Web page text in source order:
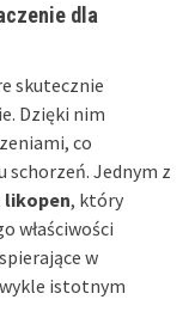
dla
skutecznie
Dzięki nim
co
schorzeń. Jednym z
likopen, który
właściwości
w
istotnym